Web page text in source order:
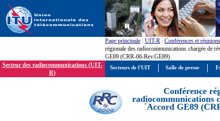
Page principale : UIT-R : Conférences et réunions
régionale des radiocommunications chargée de
GE89 (CRR-06-Rev.GE89)
Secteur des radiocommunications (UIT-
R)
Conférence
radiocommunications
´Accord GE89
Secteurs de l'UIT Salle de presse